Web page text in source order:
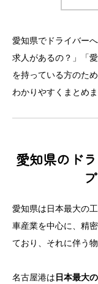
愛知県でドライバー
求人があるの？」「
を持っている方のた
わかりやすくまとめま
愛知県のド
愛知県は日本最大の
車産業を中心に、精
ており、それに伴う
名古屋港は 日本最大